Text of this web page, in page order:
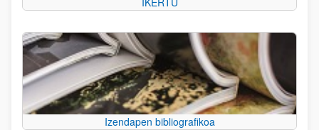
Izendapen bibliografikoa